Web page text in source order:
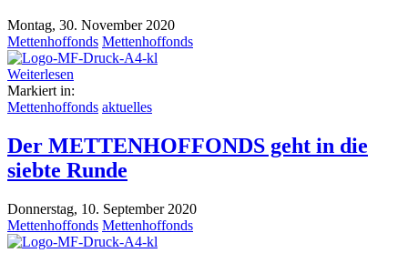
Montag, 30. November 2020
Mettenhoffonds Mettenhoffonds
Weiterlesen
Markiert in:
Mettenhoffonds aktuelles
Der METTENHOFFONDS geht in die
siebte Runde
Donnerstag, 10. September 2020
Mettenhoffonds Mettenhoffonds